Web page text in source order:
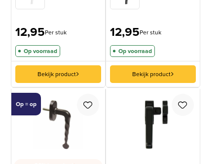
12,95Per stuk
Op voorraad
Bekijk product
12,95Per stuk
Op voorraad
Bekijk product
Op = op